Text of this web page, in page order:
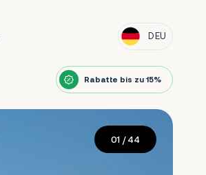
DEU
Rabatte bis zu 15%
01 / 44